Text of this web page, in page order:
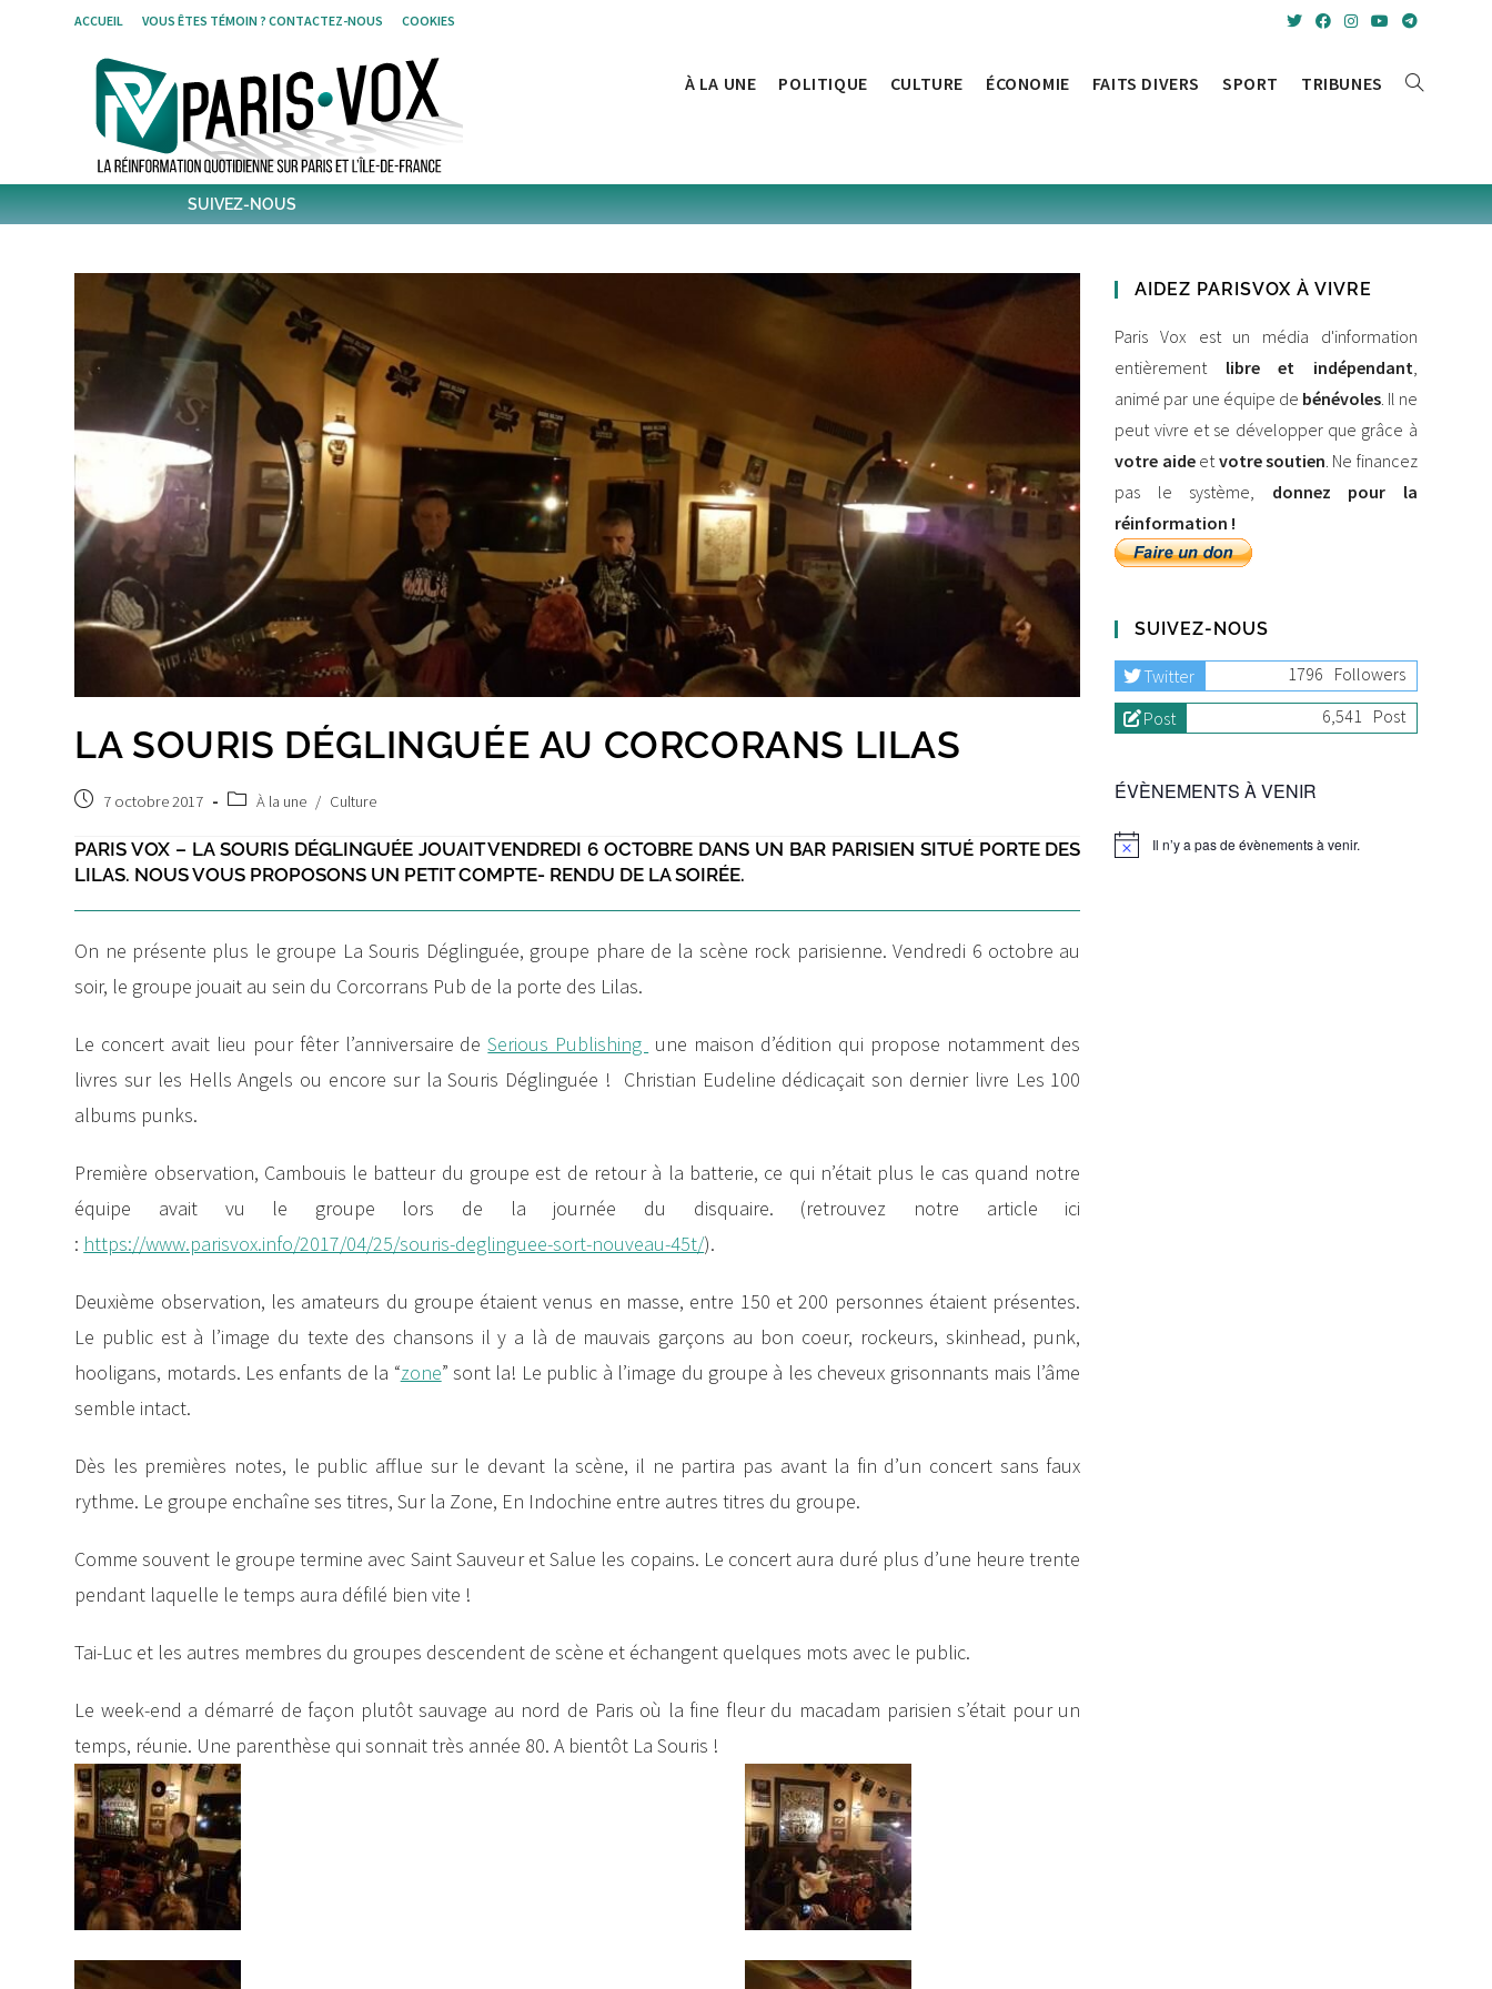
ACCUEIL VOUS ÊTES TÉMOIN ? CONTACTEZ-NOUS COOKIES
À LA UNE POLITIQUE CULTURE ÉCONOMIE FAITS DIVERS SPORT TRIBUNES TOGGLE
SUIVEZ-NOUS
Post
6,541
LA SOURIS DÉGLINGUÉE AU CORCORANS LILAS
Publication
7 octobre 2017
PostÀ la une / Culture
PARIS VOX – LA SOURIS DÉGLINGUÉE JOUAIT VENDREDI 6 OCTOBRE DANS UN BAR PARISIEN SITUÉ PORTE DES
LILAS. NOUS VOUS PROPOSONS UN PETIT COMPTE- RENDU DE LA SOIRÉE.
On ne présente plus le groupe La Souris Déglinguée, groupe phare de la scène rock parisienne. Vendredi 6 octobre au
soir, le groupe jouait au sein du Corcorrans Pub de la porte des Lilas.
Le concert avait lieu pour fêter l’anniversaire deSerious Publishing une maison d’édition qui propose notamment des
livres sur les Hells Angels ou encore sur la Souris Déglinguée ! Christian Eudeline dédicaçait son dernier livre Les 100
albums punks.
Première observation, Cambouis le batteur du groupe est de retour à la batterie, ce qui n’était plus le cas quand notre
équipe avait vu le groupe lors de la journée du disquaire. (retrouvez notre article ici
: https://www.parisvox.info/2017/04/25/souris-deglinguee-sort-nouveau-45t/).
Deuxième observation, les amateurs du groupe étaient venus en masse, entre 150 et 200 personnes étaient présentes.
Le public est à l’image du texte des chansons il y a là de mauvais garçons au bon coeur, rockeurs, skinhead, punk,
hooligans, motards. Les enfants de la “zone” sont la! Le public à l’image du groupe à les cheveux grisonnants mais l’âme
semble intact.
Dès les premières notes, le public afflue sur le devant la scène, il ne partira pas avant la fin d’un concert sans faux
rythme. Le groupe enchaîne ses titres, Sur la Zone, En Indochine entre autres titres du groupe.
Comme souvent le groupe termine avec Saint Sauveur et Salue les copains. Le concert aura duré plus d’une heure trente
pendant laquelle le temps aura défilé bien vite !
Tai-Luc et les autres membres du groupes descendent de scène et échangent quelques mots avec le public.
Le week-end a démarré de façon plutôt sauvage au nord de Paris où la fine fleur du macadam parisien s’était pour un
temps, réunie. Une parenthèse qui sonnait très année 80. A bientôt La Souris !
AIDEZ PARISVOX À VIVRE
Paris Vox est un média d'information
entièrement libre et indépendant,
animé par une équipe de bénévoles. Il ne
peut vivre et se développer que grâce à
votre aideetvotre soutien. Ne financez
pas le système, donnez pour la
réinformation !
SUIVEZ-NOUS
Twitter 1796 Followers
Post
6,541 Post
ÉVÈNEMENTS À VENIR
Il n’y a pas de évènements à venir.